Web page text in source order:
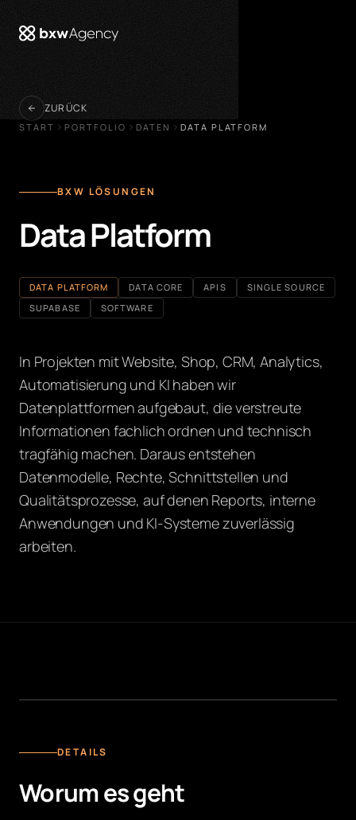
ZURÜCK
START PORTFOLIO DATEN DATA PLATFORM
BXW LÖSUNGEN
Data Platform
DATA PLATFORM DATA CORE APIS
SINGLE SOURCE
SUPABASE
SOFTWARE
In Projekten mit Website, Shop, CRM, Analytics,
Automatisierung und KI haben wir
Datenplattformen aufgebaut, die verstreute
Informationen fachlich ordnen und technisch
tragfähig machen. Daraus entstehen
Datenmodelle, Rechte, Schnittstellen und
Qualitätsprozesse, auf denen Reports, interne
Anwendungen und KI-Systeme zuverlässig
arbeiten.
DETAILS
Worum es geht